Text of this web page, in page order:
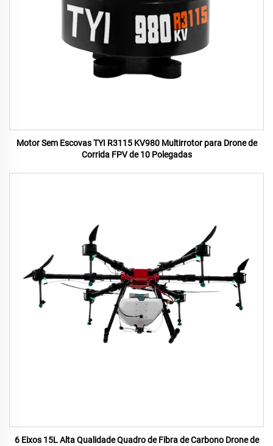
Motor Sem Escovas TYI R3115 KV980 Multirrotor para Drone de
Corrida FPV de 10 Polegadas
6 Eixos 15L Alta Qualidade Quadro de Fibra de Carbono Drone de